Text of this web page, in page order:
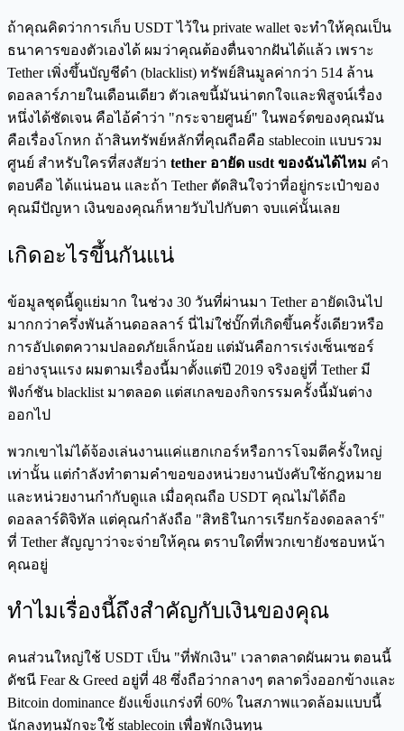
ถ้าคุณคิดว่าการเก็บ USDT ไว้ใน private wallet จะทำให้คุณเป็น
ธนาคารของตัวเองได้ ผมว่าคุณต้องตื่นจากฝันได้แล้ว เพราะ
Tether เพิ่งขึ้นบัญชีดำ (blacklist) ทรัพย์สินมูลค่ากว่า 514 ล้าน
ดอลลาร์ภายในเดือนเดียว ตัวเลขนี้มันน่าตกใจและพิสูจน์เรื่อง
หนึ่งได้ชัดเจน คือไอ้คำว่า "กระจายศูนย์" ในพอร์ตของคุณมัน
คือเรื่องโกหก ถ้าสินทรัพย์หลักที่คุณถือคือ stablecoin แบบรวม
ศูนย์ สำหรับใครที่สงสัยว่า tether อายัด usdt ของฉันได้ไหม คำ
ตอบคือ ได้แน่นอน และถ้า Tether ตัดสินใจว่าที่อยู่กระเป๋าของ
คุณมีปัญหา เงินของคุณก็หายวับไปกับตา จบแค่นั้นเลย
เกิดอะไรขึ้นกันแน่
ข้อมูลชุดนี้ดูแย่มาก ในช่วง 30 วันที่ผ่านมา Tether อายัดเงินไป
มากกว่าครึ่งพันล้านดอลลาร์ นี่ไม่ใช่บั๊กที่เกิดขึ้นครั้งเดียวหรือ
การอัปเดตความปลอดภัยเล็กน้อย แต่มันคือการเร่งเซ็นเซอร์
อย่างรุนแรง ผมตามเรื่องนี้มาตั้งแต่ปี 2019 จริงอยู่ที่ Tether มี
ฟังก์ชัน blacklist มาตลอด แต่สเกลของกิจกรรมครั้งนี้มันต่าง
ออกไป
พวกเขาไม่ได้จ้องเล่นงานแค่แฮกเกอร์หรือการโจมตีครั้งใหญ่
เท่านั้น แต่กำลังทำตามคำขอของหน่วยงานบังคับใช้กฎหมาย
และหน่วยงานกำกับดูแล เมื่อคุณถือ USDT คุณไม่ได้ถือ
ดอลลาร์ดิจิทัล แต่คุณกำลังถือ "สิทธิในการเรียกร้องดอลลาร์"
ที่ Tether สัญญาว่าจะจ่ายให้คุณ ตราบใดที่พวกเขายังชอบหน้า
คุณอยู่
ทำไมเรื่องนี้ถึงสำคัญกับเงินของคุณ
คนส่วนใหญ่ใช้ USDT เป็น "ที่พักเงิน" เวลาตลาดผันผวน ตอนนี้
ดัชนี Fear & Greed อยู่ที่ 48 ซึ่งถือว่ากลางๆ ตลาดวิ่งออกข้างและ
Bitcoin dominance ยังแข็งแกร่งที่ 60% ในสภาพแวดล้อมแบบนี้
นักลงทุนมักจะใช้ stablecoin เพื่อพักเงินทุน